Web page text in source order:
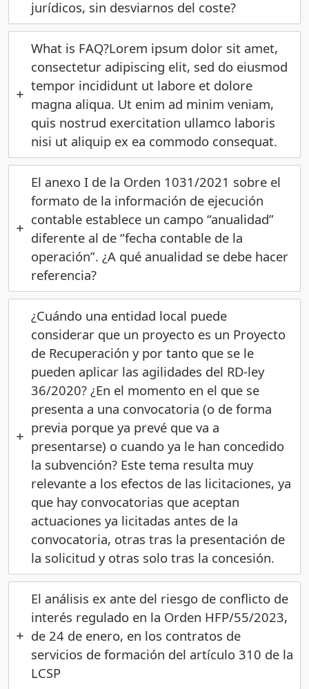
jurídicos, sin desviarnos del coste?
What is FAQ?Lorem ipsum dolor sit amet,
consectetur adipiscing elit, sed do eiusmod
tempor incididunt ut labore et dolore
magna aliqua. Ut enim ad minim veniam,
quis nostrud exercitation ullamco laboris
nisi ut aliquip ex ea commodo consequat.
El anexo I de la Orden 1031/2021 sobre el
formato de la información de ejecución
contable establece un campo “anualidad”
diferente al de “fecha contable de la
operación”. ¿A qué anualidad se debe hacer
referencia?
¿Cuándo una entidad local puede
considerar que un proyecto es un Proyecto
de Recuperación y por tanto que se le
pueden aplicar las agilidades del RD-ley
36/2020? ¿En el momento en el que se
presenta a una convocatoria (o de forma
previa porque ya prevé que va a
presentarse) o cuando ya le han concedido
la subvención? Este tema resulta muy
relevante a los efectos de las licitaciones, ya
que hay convocatorias que aceptan
actuaciones ya licitadas antes de la
convocatoria, otras tras la presentación de
la solicitud y otras solo tras la concesión.
El análisis ex ante del riesgo de conflicto de
interés regulado en la Orden HFP/55/2023,
de 24 de enero, en los contratos de
servicios de formación del artículo 310 de la
LCSP